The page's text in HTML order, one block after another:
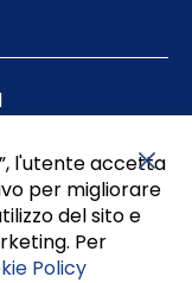
l'utente accetta
per migliorare
del sito e
Per
Policy